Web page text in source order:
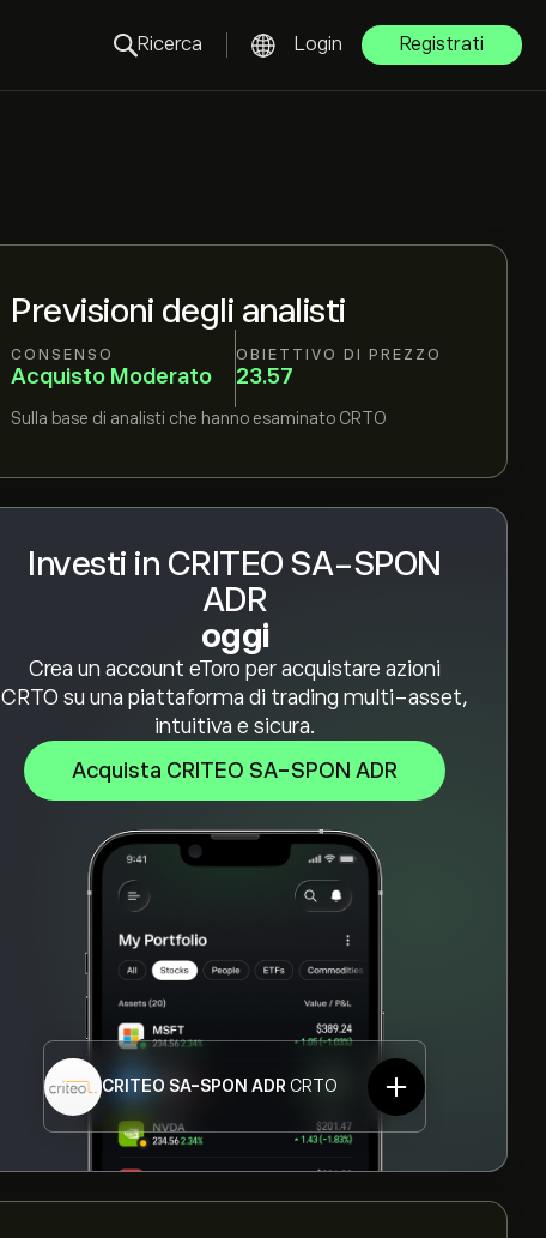
Ricerca Login Registrati
Previsioni degli analisti
CONSENSO
Acquisto Moderato
OBIETTIVO DI PREZZO
23.57
Sulla base di analisti che hanno esaminato CRTO
Investi in CRITEO SA-SPON
ADR
oggi
Crea un account eToro per acquistare azioni
CRTO su una piattaforma di trading multi-asset,
intuitiva e sicura.
Acquista CRITEO SA-SPON ADR
CRITEO SA-SPON ADR CRTO